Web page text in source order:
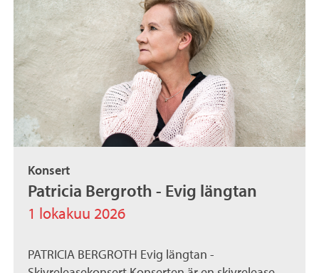
Konsert
Patricia Bergroth - Evig längtan
1 lokakuu 2026
PATRICIA BERGROTH Evig längtan -